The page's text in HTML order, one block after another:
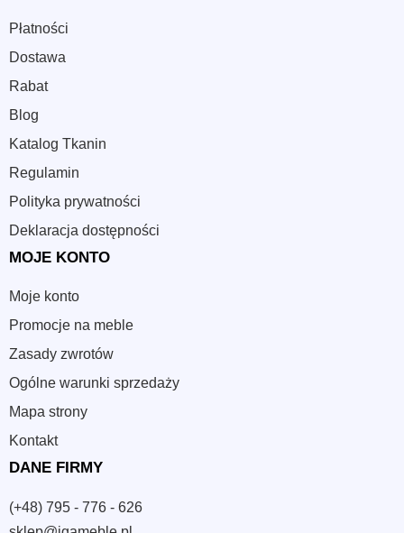
Płatności
Dostawa
Rabat
Blog
Katalog Tkanin
Regulamin
Polityka prywatności
Deklaracja dostępności
MOJE KONTO
Moje konto
Promocje na meble
Zasady zwrotów
Ogólne warunki sprzedaży
Mapa strony
Kontakt
DANE FIRMY
(+48) 795 - 776 - 626